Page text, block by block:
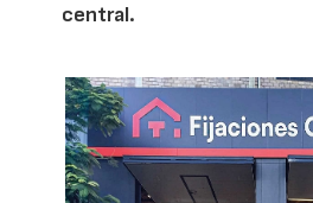
central.